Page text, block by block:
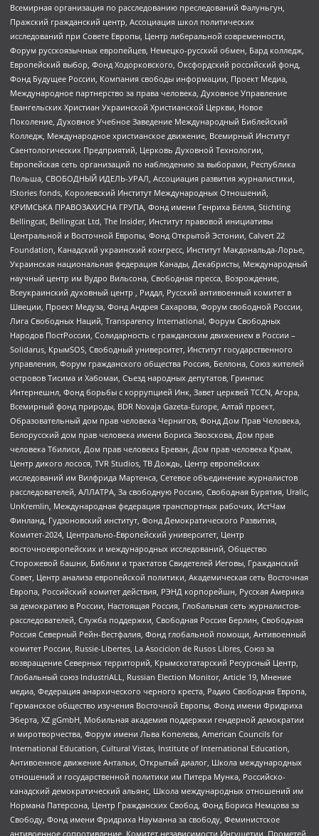
Всемирная организация по расследованию преследований Фалуньгун,
Пражский гражданский центр, Ассоциация школ политических
исследований при Совете Европы, Центр либеральной современности,
Форум русскоязычных европейцев, Немецко-русский обмен, Бард колледж,
Европейский выбор, Фонд Ходорковского, Оксфордский российский фонд,
Фонд Будущее России, Компания свободы информации, Проект Медиа,
Международное партнерство за права человека, Духовное Управление
Евангельских Христиан Украинской Христианской Церкви, Новое
Поколение, Духовное Учебное Заведение Международный Библейский
Колледж, Международное христианское движение, Всемирный Институт
Саентологических Предприятий, Церковь Духовной Технологии,
Европейская сеть организаций по наблюдению за выборами, Республика
Польша, СВОБОДНЫЙ ИДЕЛЬ-УРАЛ, Ассоциация развития журналистики,
IStories fonds, Королевский Институт Международных Отношений,
КРИМСЬКА ПРАВОЗАХИСНА ГРУПА, Фонд имени Генриха Бёлля, Stichting
Bellingcat, Bellingcat Ltd, The Insider, Институт правовой инициативы
Центральной и Восточной Европы, Фонд Открытой Эстонии, Calvert 22
Foundation, Канадский украинский конгресс, Институт Макдональда-Лорье,
Украинская национальная федерация Канады, Декабристы, Международный
научный центр им Вудро Вильсона, Свободная пресса, Возрождение,
Всеукраинский духовный центр , Риддл, Русский антивоенный комитет в
Швеции, Проект Медуза, Фонд Андрея Сахарова, Форум свободной России,
Лига Свободных Наций, Transparеncy International, Форум Свободных
Народов ПостРоссии, Солидарность с гражданским движением в России –
Solidarus, КрымSOS, Свободный университет, Институт государственного
управления, Форум гражданского общества Россия, Беллона, Союз жителей
островов Тисима и Хабомаи, Съезд народных депутатов, Гринпис
Интернешнл, Фонд борьбы с коррупцией Инк, Завет церквей TCCN, Агора,
Всемирный фонд природы, BDR Novaja Gazeta-Europe, Алтай проект,
Образовательный дом прав человека Чернигов, Фонд Дом Прав Человека,
Белорусский дом прав человека имени Бориса Звозскова, Дом прав
человека Тбилиси, Дом прав человека Ереван, Дом прав человека Крым,
Центр дикого лосося, TVR Studios, ТВ Дождь, Центр европейских
исследований им Вилфрида Мартенса, Сетевое объединение журналистов
расследователей, АЛЛАТРА, За свободную Россию, Свободная Бурятия, Uralic,
UnKremlin, Международная федерация транспортных рабочих, ИстЧам
Финланд, Гудзоновский институт, Фонд Демократического Развития,
Комитет-2024, Центрально-Европейский университет, Центр
восточноевропейских и международных исследований, Общество
Сторожевой башни, Библии и трактатов Свидетелей Иеговы, Гражданский
Совет, Центр анализа европейской политики, Академическая сеть Восточная
Европа, Российский комитет действия, РЭНД корпорейшн, Русская Америка
за демократию в России, Настоящая Россия, Глобальная сеть журналистов-
расследователей, Служба поддержки, Свободная Россия Берлин, Свободная
Россия Северный Рейн-Вестфалия, Фонд глобальной помощи, Антивоенный
комитет России, Russie-Libertes, La Asocicion de Rusos Libres, Союз за
возвращение Северных территорий, Крымскотатарский Ресурсный Центр,
Глобальный союз IndustriALL, Russian Election Monitor, Article 19, Мнение
медиа, Федерация анархического черного креста, Радио Свободная Европа,
Германское общество изучения Восточной Европы, Фонд имени Фридриха
Эберта, XZ gGmbH, Мобильная академия поддержки гендерной демократии
и миротворчества, Форум имени Льва Копелева, American Councils for
International Education, Cultural Vistas, Institute of International Education,
Антивоенное движение Антальи, Открытый диалог, Школа международных
отношений и государственной политики им Питера Мунка, Российско-
канадский демократический альянс, Школа международных отношений им
Нормана Патерсона, Центр Гражданских Свобод, Фонд Бориса Немцова за
Свободу, Фонд имени Фридриха Науманна за свободу, Феминистское
антивоенное сопротивление, Комитет независимости Ингушетии, Прометей,